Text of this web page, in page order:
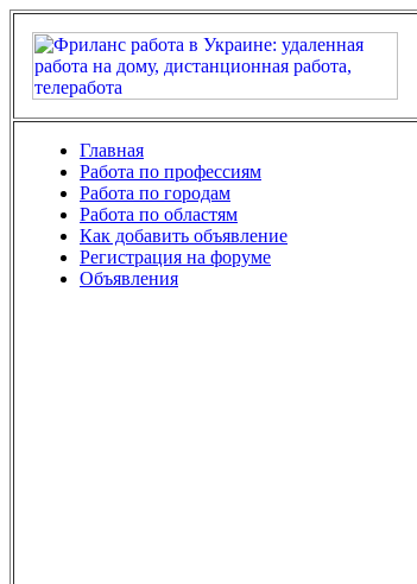
Главная
Работа по профессиям
Работа по городам
Работа по областям
Как добавить объявление
Регистрация на форуме
Объявления